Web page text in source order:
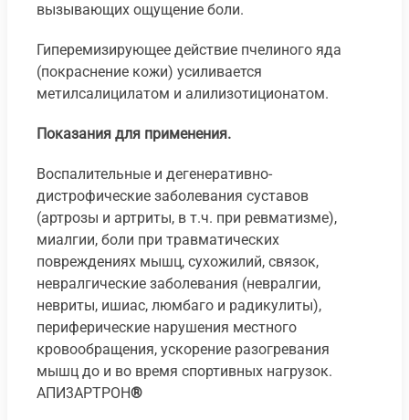
вызывающих ощущение боли.
Гиперемизирующее действие пчелиного яда
(покраснение кожи) усиливается
метилсалицилатом и алилизотиционатом.
Показания для применения.
Воспалительные и дегенеративно-
дистрофические заболевания суставов
(артрозы и артриты, в т.ч. при ревматизме),
миалгии, боли при травматических
повреждениях мышц, сухожилий, связок,
невралгические заболевания (невралгии,
невриты, ишиас, люмбаго и радикулиты),
периферические нарушения местного
кровообращения, ускорение разогревания
мышц до и во время спортивных нагрузок.
АПИ3АРТРОН®